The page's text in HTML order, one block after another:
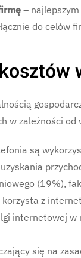
–
do celów
w zależności
są
(19%),
z
internetowej w
się na